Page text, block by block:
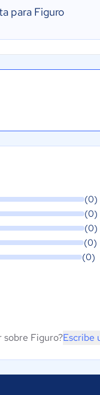
para Figuro
(0)
(0)
(0)
(0)
(0)
sobre Figuro?Escribe